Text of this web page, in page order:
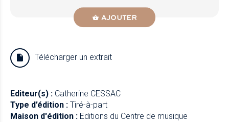
AJOUTER
Télécharger un extrait
Editeur(s) : Catherine CESSAC
Type d’édition : Tiré-à-part
Maison d'édition : Editions du Centre de musique